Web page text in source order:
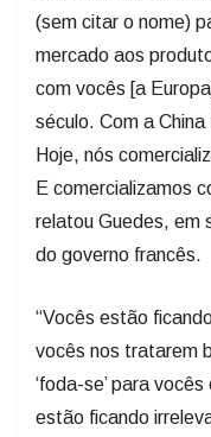
(sem citar o nome)
mercado aos
com vocês [a
século. Com a
Hoje, nós
E comercializamos
relatou Guedes, em
do governo francês.
“Vocês estão
vocês nos tratarem
‘foda-se’ para
estão ficando